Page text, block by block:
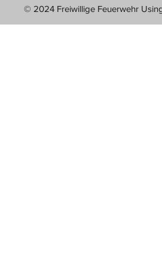
© 2024 Freiwillige Feuerwehr